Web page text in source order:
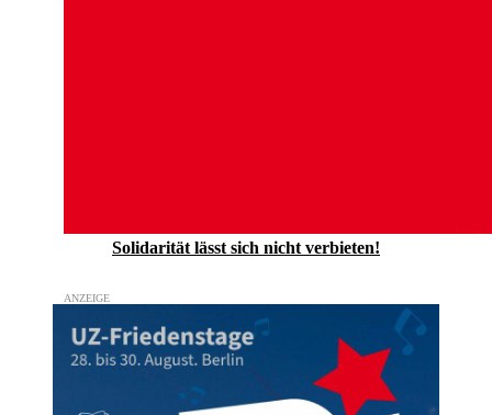
Solidarität lässt sich nicht verbieten!